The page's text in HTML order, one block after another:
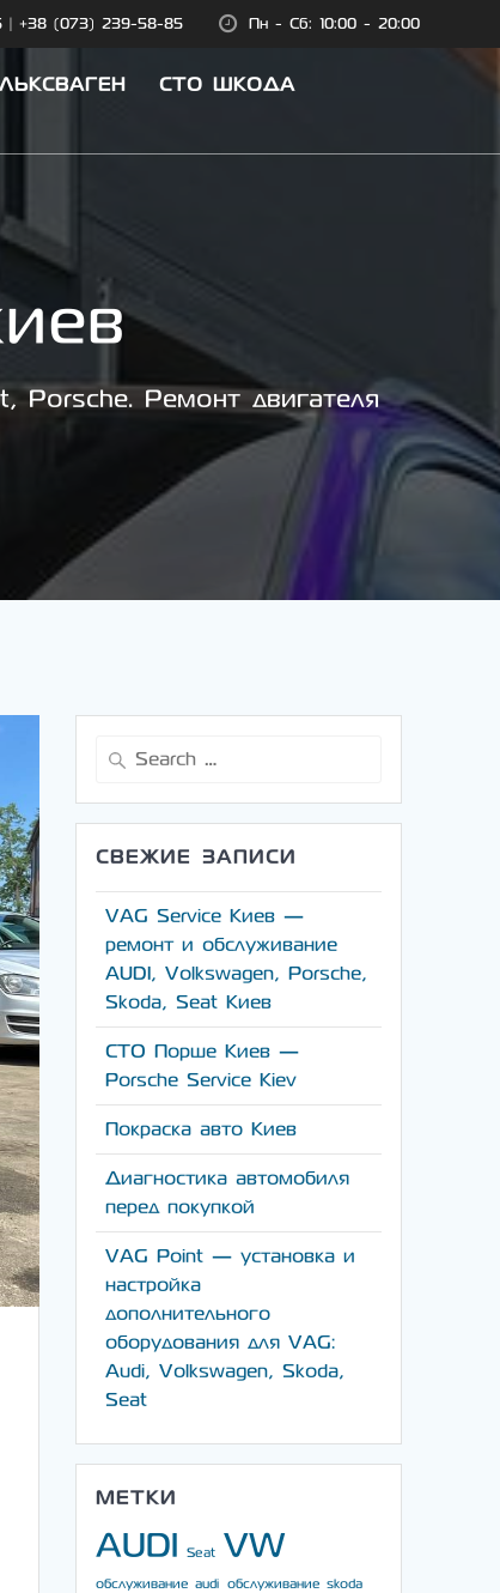
| +38 (073) 239-58-85 Пн - Сб: 10:00 - 20:00
СТО ШКОДА
Ремонт двигателя
Search
СВЕЖИЕ ЗАПИСИ
VAG Service Киев —
ремонт и обслуживание
AUDI, Volkswagen, Porsche,
Skoda, Seat Киев
СТО Порше Киев —
Porsche Service Kiev
Покраска авто Киев
Диагностика автомобиля
перед покупкой
VAG Point — установка и
настройка
дополнительного
оборудования для VAG:
Audi, Volkswagen, Skoda,
Seat
МЕТКИ
AUDI Seat VW
обслуживание audi обслуживание skoda